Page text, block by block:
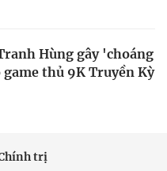
Hùng gây 'choáng
thủ 9K Truyền Kỳ
trị